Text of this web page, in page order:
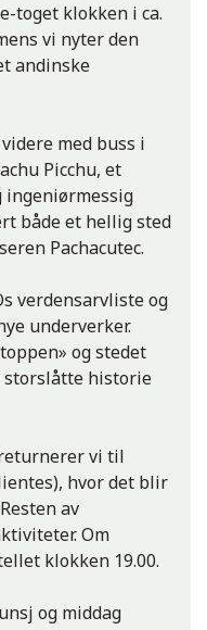
toget klokken i ca.
vi nyter den
andinske
med buss i
Picchu, et
ingeniørmessig
både et hellig sted
Pachacutec.
verdensarvliste og
underverker.
og stedet
storslåtte historie
vi til
hvor det blir
av
Om
klokken 19.00.
og middag